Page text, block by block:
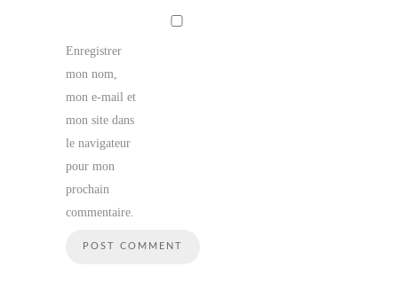
Enregistrer
mon nom,
mon e-mail et
mon site dans
le navigateur
pour mon
prochain
commentaire.